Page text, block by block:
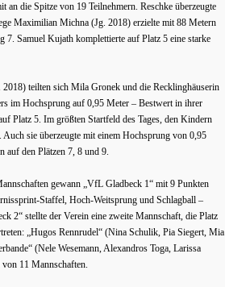
die Spitze von 19 Teilnehmern. Reschke überzeugte
Maximilian Michna (Jg. 2018) erzielte mit 88 Metern
Samuel Kujath komplettierte auf Platz 5 eine starke
teilten sich Mila Gronek und die Recklinghäuserin
im Hochsprung auf 0,95 Meter – Bestwert in ihrer
Platz 5. Im größten Startfeld des Tages, den Kindern
sie überzeugte mit einem Hochsprung von 0,95
auf den Plätzen 7, 8 und 9.
gewann „VfL Gladbeck 1“ mit 9 Punkten
Staffel, Hoch-Weitsprung und Schlagball –
2“ stellte der Verein eine zweite Mannschaft, die Platz
„Hugos Rennrudel“ (Nina Schulik, Pia Siegert, Mia
(Nele Wesemann, Alexandros Toga, Larissa
11 Mannschaften.